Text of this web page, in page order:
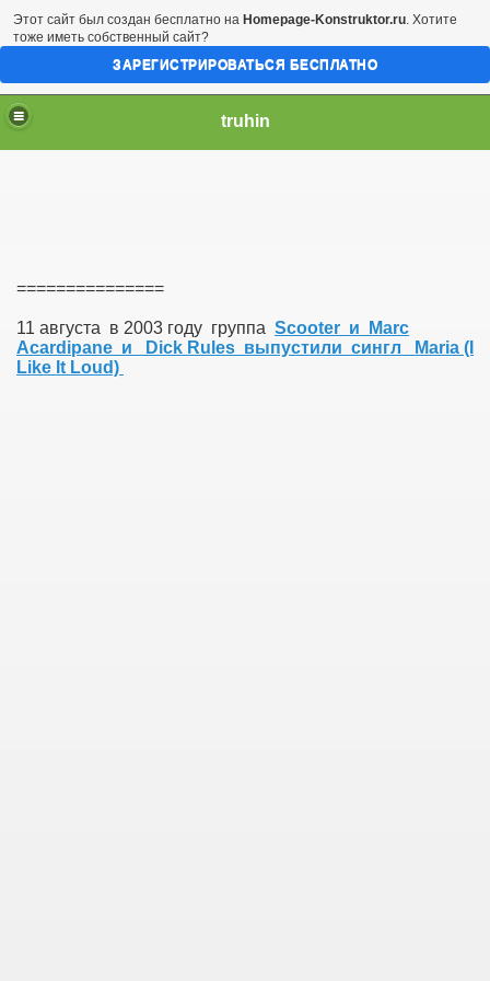
truhin
===============
11 августа в 2003 году группа Scooter и Marc
Acardipane и Dick Rules выпустили сингл Maria (I
Like It Loud)
Этот сайт был создан бесплатно на Homepage-Konstruktor.ru. Хотите
тоже иметь собственный сайт?
ЗАРЕГИСТРИРОВАТЬСЯ БЕСПЛАТНО